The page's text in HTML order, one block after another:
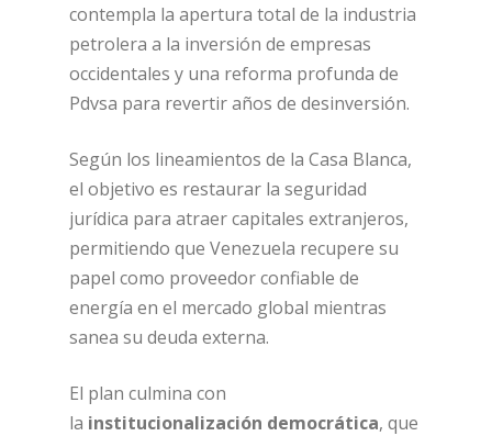
contempla la apertura total de la industria
petrolera a la inversión de empresas
occidentales y una reforma profunda de
Pdvsa para revertir años de desinversión.
Según los lineamientos de la Casa Blanca,
el objetivo es restaurar la seguridad
jurídica para atraer capitales extranjeros,
permitiendo que Venezuela recupere su
papel como proveedor confiable de
energía en el mercado global mientras
sanea su deuda externa.
El plan culmina con
la institucionalización democrática, que